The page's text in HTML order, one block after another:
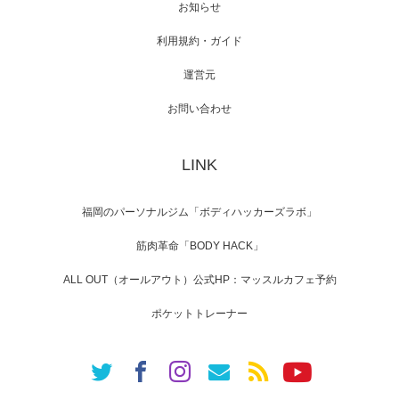
【TV】NHK BS「COOL JAPAN 」にてマッス
「ねとらぼ」さんに…
お知らせ
利用規約・ガイド
運営元
お問い合わせ
LINK
福岡のパーソナルジム「ボディハッカーズラボ」
筋肉革命「BODY HACK」
ALL OUT（オールアウト）公式HP：マッスルカフェ予約
ポケットトレーナー